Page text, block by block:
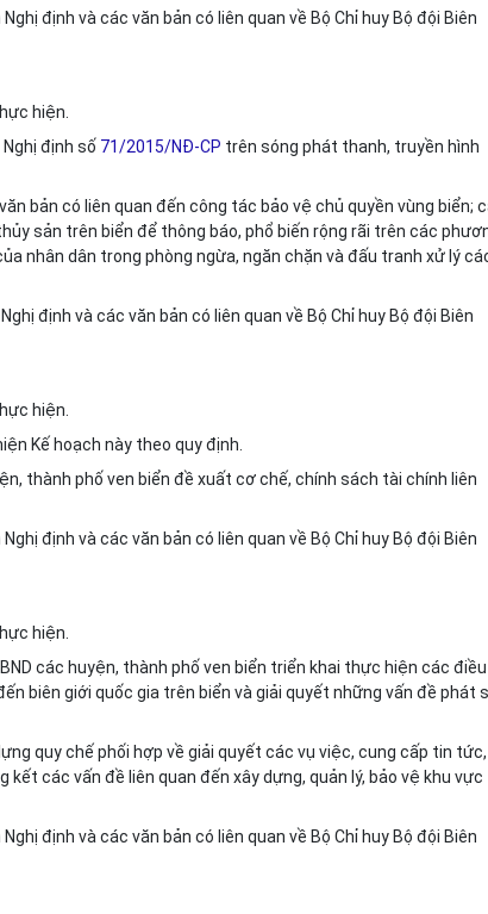
định và các văn bản có liên quan về Bộ Chỉ huy Bộ đội Biên
hiện.
định số 71/2015/NĐ-CP trên sóng phát thanh, truyền hình
bản có liên quan đến công tác bảo vệ chủ quyền vùng biển;
sản trên biển để thông báo, phổ biến rộng rãi trên các
nhân dân trong phòng ngừa, ngăn chặn và đấu tranh xử lý
định và các văn bản có liên quan về Bộ Chỉ huy Bộ đội Biên
hiện.
Kế hoạch này theo quy định.
thành phố ven biển đề xuất cơ chế, chính sách tài chính liên
định và các văn bản có liên quan về Bộ Chỉ huy Bộ đội Biên
hiện.
các huyện, thành phố ven biển triển khai thực hiện các điều
biên giới quốc gia trên biển và giải quyết những vấn đề phát
quy chế phối hợp về giải quyết các vụ việc, cung cấp tin
kết các vấn đề liên quan đến xây dựng, quản lý, bảo vệ khu vực
định và các văn bản có liên quan về Bộ Chỉ huy Bộ đội Biên